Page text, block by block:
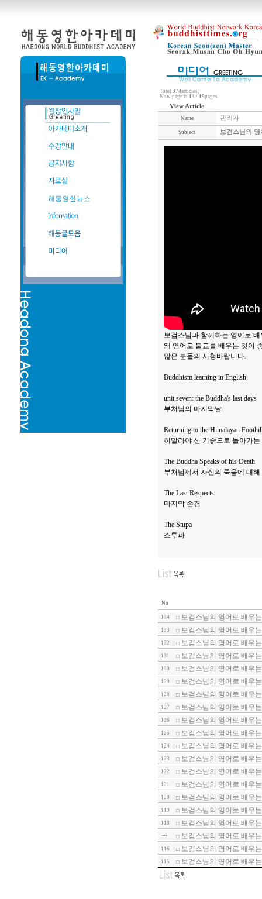
Total 374articles,
Now page is 13 / 19pages
View Article
Name 관리자
Subject 보검스님의
보검스님과 함께하는 영어로
왜 영어로 불교를 배우는 것이
많은 분들의 시청바랍니다.
Buddhism learning in English
unit seven: the Buddha's last days
부처님의 마지막날
Returning to the Himalayan
히말라야 산 기슭으로 돌아가는
The Buddha Speaks of his Death
부처님께서 자신의 죽음에 대
The Last Respects
마지막 존경
The Stupa
스투파
No
134 보검스님의 영어로 배우
133 보검스님의 영어로 배우
132 보검스님의 영어로 배우
131 보검스님의 영어로 배우
130 보검스님의 영어로 배우
129 보검스님의 영어로 배우
128 보검스님의 영어로 배우
127 보검스님의 영어로 배우
126 보검스님의 영어로 배우
125 보검스님의 영어로 배우
124 보검스님의 영어로 배우
123 보검스님의 영어로 배우
122 보검스님의 영어로 배우
121 보검스님의 영어로 배우
120 보검스님의 영어로 배우
119 보검스님의 영어로 배우
118
보검스님의 영어로 배우
보검스님의 영어로 배우
116 보검스님의 영어로 배우
115 보검스님의 영어로 배우